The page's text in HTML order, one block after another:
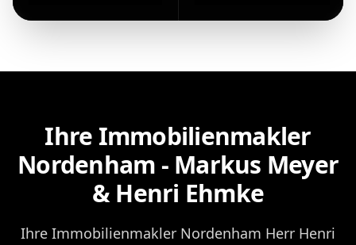
Ihre Immobilienmakler
Nordenham - Markus Meyer
& Henri Ehmke
Ihre Immobilienmakler Nordenham Herr Henri